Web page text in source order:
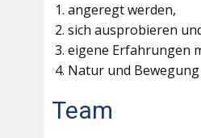
angeregt werden,
sich ausprobieren
eigene Erfahrungen
Natur und
Team